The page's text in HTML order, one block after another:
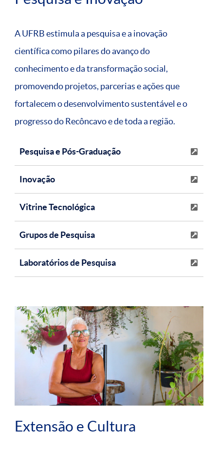
A UFRB estimula a pesquisa e a inovação
científica como pilares do avanço do
conhecimento e da transformação social,
promovendo projetos, parcerias e ações que
fortalecem o desenvolvimento sustentável e o
progresso do Recôncavo e de toda a região.
Pesquisa e Pós-Graduação
Inovação
Vitrine Tecnológica
Grupos de Pesquisa
Laboratórios de Pesquisa
Extensão e Cultura